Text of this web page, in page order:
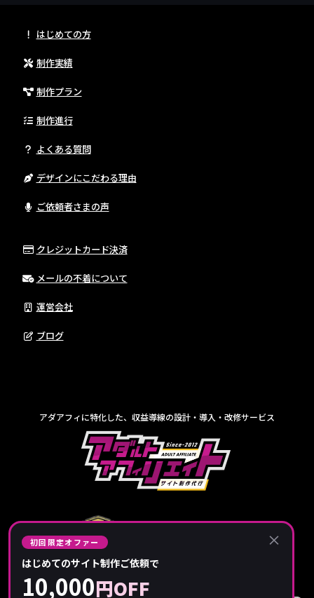
はじめての方
制作実績
制作プラン
制作進行
よくある質問
デザインにこだわる理由
ご依頼者さまの声
クレジットカード決済
メールの不着について
運営会社
ブログ
アダアフィに特化した、収益導線の設計・導入・改修サービス
×
初回限定オファー
はじめてのサイト制作ご依頼で
10,000円OFF